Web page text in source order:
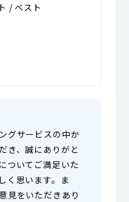
/ ベスト
グサービスの中か
き、誠にありがと
ついてご満足いた
く思います。ま
見をいただきあり